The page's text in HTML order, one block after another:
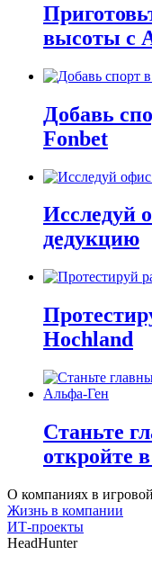
высоты с
Добавь
Fonbet
Исследуй
дедукцию
Hochland
Станьте
откройте
О компаниях в
Жизнь в компании
ИТ-проекты
HeadHunter